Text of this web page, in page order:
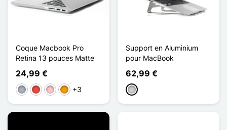
Coque Macbook Pro
Retina 13 pouces Matte
24,99 €
HarmaaPunainen
PinkkiOranssi
+3
Support en Aluminium
pour MacBook
62,99 €
Argenté